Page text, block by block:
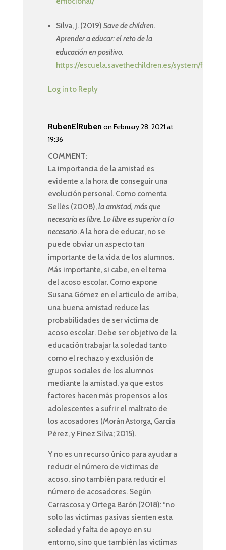
Silva, J. (2019) Save de children.
Aprender a educar: el reto de la
educación en positivo.
https://escuela.savethechildren.es/system/files/
Log in to Reply
RubenElRuben on February 28, 2021 at
19:36
COMMENT:
La importancia de la amistad es
evidente a la hora de conseguir una
evolución personal. Como comenta
Sellés (2008),la amistad, más que
necesaria es libre. Lo libre es superior a lo
necesario. A la hora de educar, no se
puede obviar un aspecto tan
importante de la vida de los alumnos.
Más importante, si cabe, en el tema
del acoso escolar. Como expone
Susana Gómez en el artículo de arriba,
una buena amistad reduce las
probabilidades de ser victima de
acoso escolar. Debe ser objetivo de la
educación trabajar la soledad tanto
como el rechazo y exclusión de
grupos sociales de los alumnos
mediante la amistad, ya que estos
factores hacen más propensos a los
adolescentes a sufrir el maltrato de
los acosadores (Morán Astorga, García
Pérez, y Fínez Silva; 2015).
Y no es un recurso único para ayudar a
reducir el número de victimas de
acoso, sino también para reducir el
número de acosadores. Según
Carrascosa y Ortega Barón (2018): “no
solo las victimas pasivas sienten esta
soledad y falta de apoyo en su
entorno, sino que también las victimas